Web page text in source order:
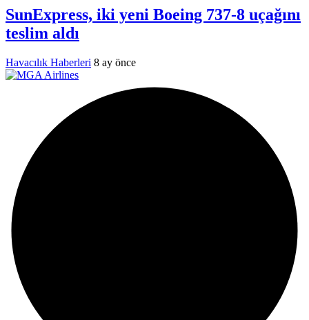
SunExpress, iki yeni Boeing 737-8 uçağını
teslim aldı
Havacılık Haberleri 8 ay önce